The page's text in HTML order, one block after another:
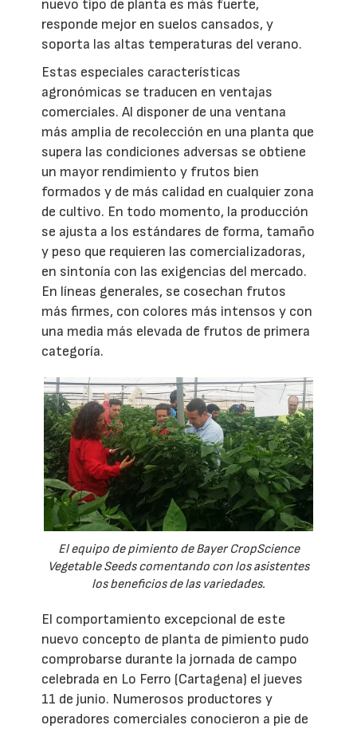
nuevo tipo de planta es más fuerte,
responde mejor en suelos cansados, y
soporta las altas temperaturas del verano.
Estas especiales características
agronómicas se traducen en ventajas
comerciales. Al disponer de una ventana
más amplia de recolección en una planta que
supera las condiciones adversas se obtiene
un mayor rendimiento y frutos bien
formados y de más calidad en cualquier zona
de cultivo. En todo momento, la producción
se ajusta a los estándares de forma, tamaño
y peso que requieren las comercializadoras,
en sintonía con las exigencias del mercado.
En líneas generales, se cosechan frutos
más firmes, con colores más intensos y con
una media más elevada de frutos de primera
categoría.
El equipo de pimiento de Bayer CropScience
Vegetable Seeds comentando con los asistentes
los beneficios de las variedades.
El comportamiento excepcional de este
nuevo concepto de planta de pimiento pudo
comprobarse durante la jornada de campo
celebrada en Lo Ferro (Cartagena) el jueves
11 de junio. Numerosos productores y
operadores comerciales conocieron a pie de